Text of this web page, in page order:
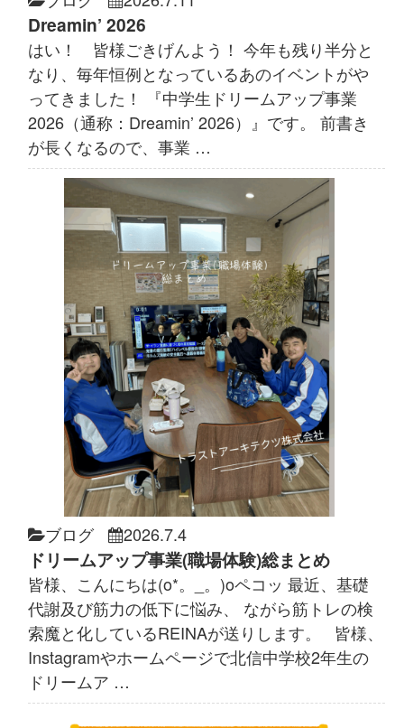
Dreamin’ 2026
はい！ 皆様ごきげんよう！ 今年も残り半分と
なり、毎年恒例となっているあのイベントがや
ってきました！ 『中学生ドリームアップ事業
2026（通称：Dreamin’ 2026）』です。 前書き
が長くなるので、事業 …
ブログ 2026.7.4
ドリームアップ事業(職場体験)総まとめ
皆様、こんにちは(o*。_。)oペコッ 最近、基礎
代謝及び筋力の低下に悩み、 ながら筋トレの検
索魔と化しているREINAが送りします。 皆様、
Instagramやホームページで北信中学校2年生の
ドリームア …